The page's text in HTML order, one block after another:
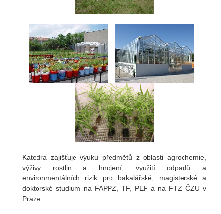
Katedra zajišťuje výuku předmětů z oblasti agrochemie,
výživy rostlin a hnojení, využití odpadů a
environmentálních rizik pro bakalářské, magisterské a
doktorské studium na FAPPZ, TF, PEF a na FTZ ČZU v
Praze.